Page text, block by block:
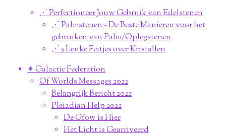
⋰ Perfectioneer Jouw Gebruik van Edelstenen
⋰ Palmstenen - De Beste Manieren voor het
gebruiken van Palm/Oplegstenen
⋰ 5 Leuke Feitjes over Kristallen
✴︎ Galactic Federation
Of Worlds Messages 2022
Belangrijk Bericht 2022
Pleiadian Help 2022
De Gfow is Hier
Het Licht is Gearriveerd